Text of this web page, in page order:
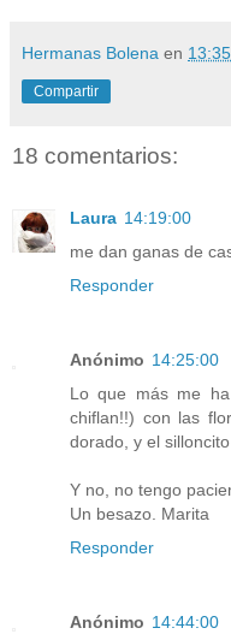
Hermanas Bolena en
Compartir
18 comentarios:
Laura 14:19:00
me dan ganas de
Responder
Anónimo 14:25:00
Lo que más me
chiflan!!) con las
dorado, y el
Y no, no tengo
Un besazo. Marita
Responder
Anónimo 14:44:00